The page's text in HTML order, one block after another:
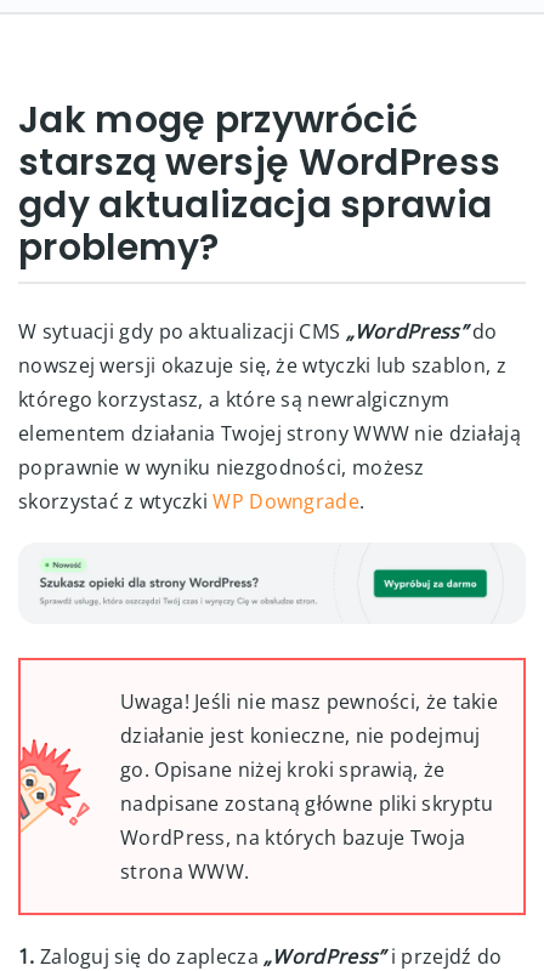
Jak mogę przywrócić
starszą wersję WordPress
gdy aktualizacja sprawia
problemy?
W sytuacji gdy po aktualizacji CMS „WordPress”do
nowszej wersji okazuje się, że wtyczki lub szablon, z
którego korzystasz, a które są newralgicznym
elementem działania Twojej strony WWW nie działają
poprawnie w wyniku niezgodności, możesz
skorzystać z wtyczkiWP Downgrade.
Uwaga! Jeśli nie masz pewności, że takie
działanie jest konieczne, nie podejmuj
go. Opisane niżej kroki sprawią, że
nadpisane zostaną główne pliki skryptu
WordPress, na których bazuje Twoja
strona WWW.
1. Zaloguj się do zaplecza „WordPress”i przejdź do